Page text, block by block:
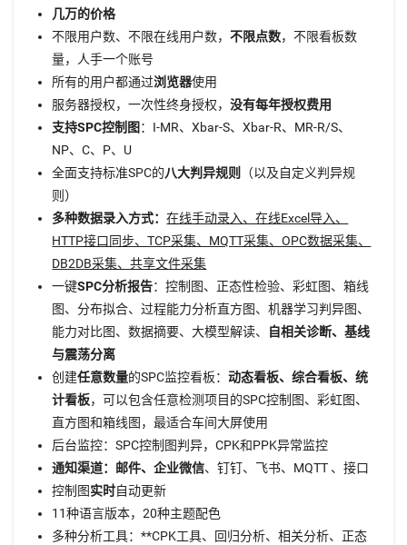
几万的价格
不限用户数、不限在线用户数，不限点数，不限看板数
量，人手一个账号
所有的用户都通过浏览器使用
服务器授权，一次性终身授权，没有每年授权费用
支持SPC控制图 ：I-MR、Xbar-S、Xbar-R、MR-R/S、
NP、C、P、U
全面支持标准SPC的八大判异规则
（以及自定义判异规
则）
多种数据录入方式：在线手动录入、在线Excel导入、
HTTP接口同步、TCP采集、MQTT采集、OPC数据采集、
DB2DB采集、共享文件采集
一键SPC分析报告：控制图、正态性检验、彩虹图、箱线
图、分布拟合、过程能力分析直方图、机器学习判异图、
能力对比图、数据摘要、大模型解读、
自相关诊断、基线
与震荡分离
创建任意数量的SPC监控看板：动态看板、综合看板、统
计看板，可以包含任意检测项目的SPC控制图、彩虹图、
直方图和箱线图，最适合车间大屏使用
后台监控：SPC控制图判异，CPK和PPK异常监控
通知渠道：邮件、企业微信、钉钉、飞书、MQTT 、接口
控制图实时自动更新
11种语言版本，20种主题配色
多种分析工具：**CPK工具、回归分析、相关分析、正态